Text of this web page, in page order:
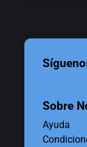
Sobre
Ayuda